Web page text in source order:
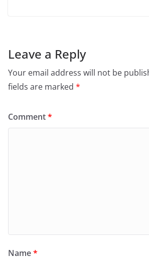
Leave a Reply
Your email address will not be
fields are marked *
Comment*
Name*